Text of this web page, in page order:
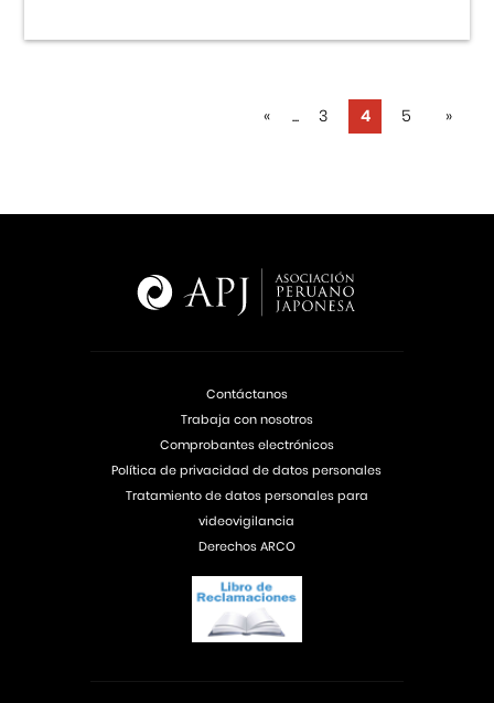
« ... 3 4 5 »
Contáctanos
Trabaja con nosotros
Comprobantes electrónicos
Política de privacidad de datos personales
Tratamiento de datos personales para
videovigilancia
Derechos ARCO